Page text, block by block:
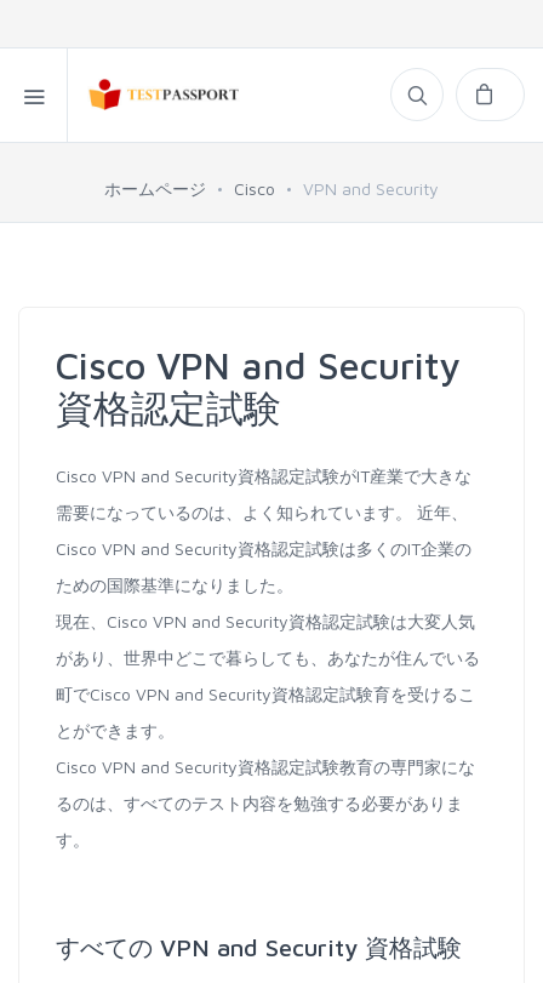
ホームページ Cisco VPN and Security
Cisco VPN and Security
資格認定試験
Cisco VPN and Security資格認定試験がIT産業で大きな
需要になっているのは、よく知られています。 近年、
Cisco VPN and Security資格認定試験は多くのIT企業の
ための国際基準になりました。
現在、Cisco VPN and Security資格認定試験は大変人気
があり、世界中どこで暮らしても、あなたが住んでいる
町でCisco VPN and Security資格認定試験育を受けるこ
とができます。
Cisco VPN and Security資格認定試験教育の専門家にな
るのは、すべてのテスト内容を勉強する必要がありま
す。
すべての VPN and Security 資格試験